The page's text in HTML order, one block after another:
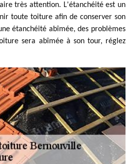
très attention. L'étanchéité est un
toute toiture afin de conserver son
étanchéité abîmée, des problèmes
sera abîmée à son tour, réglez